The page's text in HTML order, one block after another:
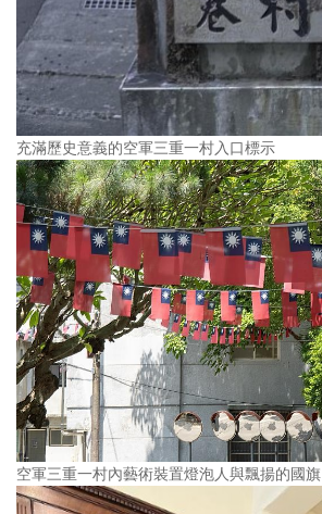
充滿歷史意義的空軍三重一村入口標示
空軍三重一村內藝術裝置燈泡人與飄揚的國旗